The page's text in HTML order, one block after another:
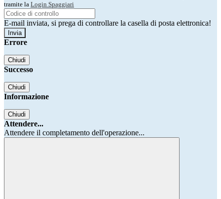
tramite la Login Spaggiari
E-mail inviata, si prega di controllare la casella di posta elettronica!
Errore
Chiudi
Successo
Chiudi
Informazione
Chiudi
Attendere...
Attendere il completamento dell'operazione...